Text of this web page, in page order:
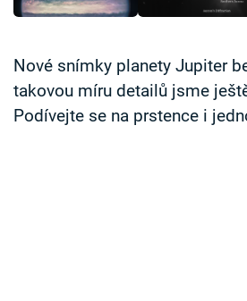
Sledujte nás
Nové snímky planety Jupiter
takovou míru detailů jsme
Podívejte se na prstence i